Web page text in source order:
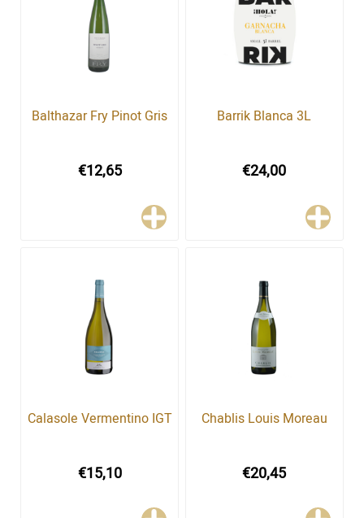
Balthazar Fry Pinot Gris
€12,65
Barrik Blanca 3L
€24,00
Calasole Vermentino IGT
€15,10
Chablis Louis Moreau
€20,45